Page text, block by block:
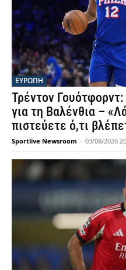
ΕΥΡΩΠΗ
Τρέντον
για τη Βαλένθια –
πιστεύετε ό,τι
Sportlive Newsroom - 03/08/2026